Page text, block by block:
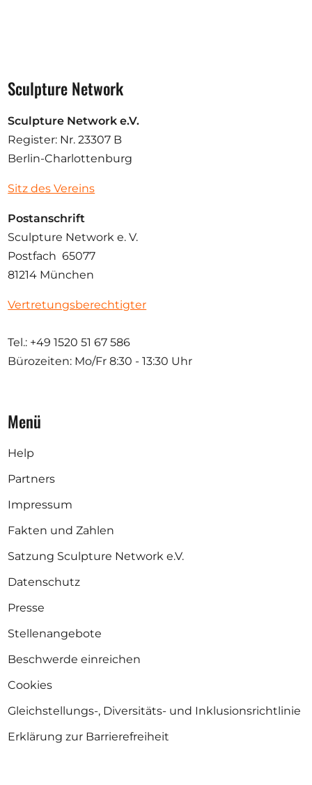
Sculpture Network
Sculpture Network e.V.
Register: Nr. 23307 B
Berlin-Charlottenburg
Sitz des Vereins
Postanschrift
Sculpture Network e. V.
Postfach 65077
81214 München
Vertretungsberechtigter
Tel.: +49 1520 51 67 586
Bürozeiten: Mo/Fr 8:30 - 13:30 Uhr
Menü
Help
Partners
Impressum
Fakten und Zahlen
Satzung Sculpture Network e.V.
Datenschutz
Presse
Stellenangebote
Beschwerde einreichen
Cookies
Gleichstellungs-, Diversitäts- und Inklusionsrichtlinie
Erklärung zur Barrierefreiheit